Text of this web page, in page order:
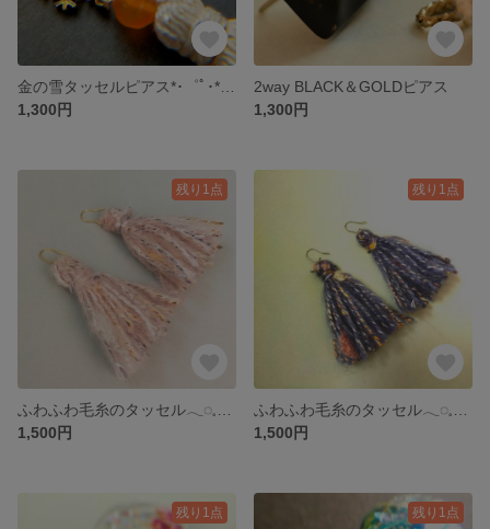
1,300円
2way BLACK＆GOLDピアス
1,300円
残り1点
1,500円
残り1点
1,500円
残り1点 残り1点